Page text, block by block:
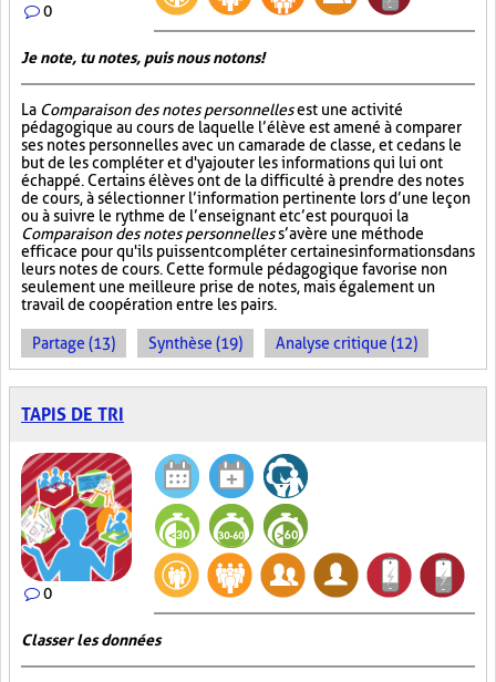
0
Je note, tu notes, puis nous notons!
La Comparaison des notes personnellesest une activité
pédagogique au cours de laquelle l’élève est amené à comparer
ses notes personnelles avec un camarade de classe, et ce dans le
but de les compléter et d'y ajouter les informations qui lui ont
échappé. Certains élèves ont de la difficulté à prendre des notes
de cours, à sélectionner l’information pertinente lors d’une leçon
ou à suivre le rythme de l’enseignant et c’est pourquoi la
Comparaison des notes personnelless’avère une méthode
efficace pour qu'ils puissent compléter certaines informations dans
leurs notes de cours. Cette formule pédagogique favorise non
seulement une meilleure prise de notes, mais également un
travail de coopération entre les pairs.
Partage (13) Synthèse (19) Analyse critique (12)
TAPIS DE TRI
0
Classer les données